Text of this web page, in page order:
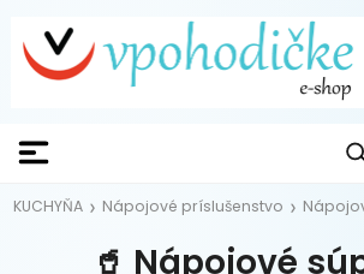
KUCHYŇA Nápojové príslušenstvo
🥤 Nápojové